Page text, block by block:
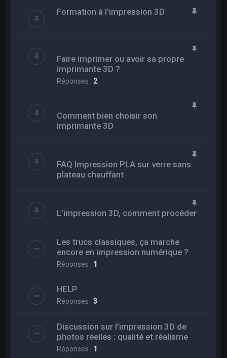
Formation à l'impression 3D
Faire imprimer ou avoir sa propre
imprimante 3D ?
Réponses : 2
Comment bien choisir son
imprimante 3D
FAQ Impression PLA sur verre sans
plateau chauffant
L’impression 3D, comment procéder
Les trucs classiques, ça marche
encore en impression numérique ?
Réponses : 1
HELP
Réponses :3
Discussion sur l'impression 3D de
photos réelles : qualité et réalisme
Réponses : 1